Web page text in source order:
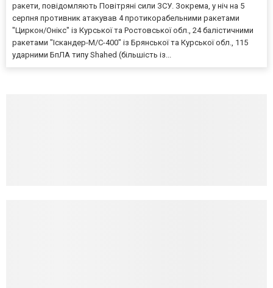
ракети, повідомляють Повітряні сили ЗСУ. Зокрема, у ніч на 5
серпня противник атакував 4 протикорабельними ракетами
"Циркон/Онікс" із Курської та Ростовської обл., 24 балістичними
ракетами "Іскандер-М/С-400" із Брянської та Курської обл., 115
ударними БпЛА типу Shahed (більшість із...